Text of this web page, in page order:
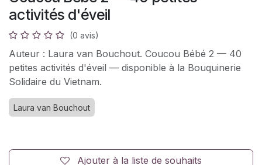
activités d'éveil
(0 avis)
Auteur : Laura van Bouchout. Coucou Bébé 2 — 40
petites activités d'éveil — disponible à la Bouquinerie
Solidaire du Vietnam.
Laura van Bouchout
Ajouter à la liste de souhaits